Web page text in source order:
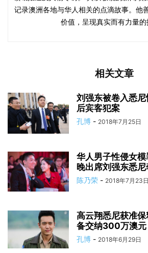
记录澳洲各地与华人相关的点滴故事。他
价值，呈现真实而有力量的
相关文章
刘强东被卷入悉
后宾客犯案
孔博 - 2018年7月25日
华人男子性侵女
晚出席刘强东悉
陈乃荣 - 2018年7月23日
高云翔悉尼获准
备交纳300万澳元
孔博 - 2018年6月29日